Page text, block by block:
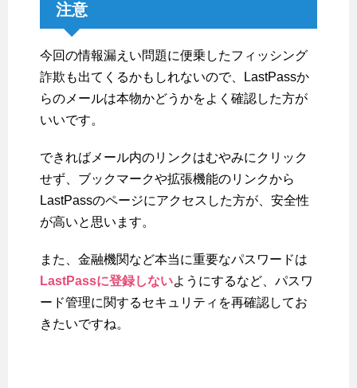
注意
今回の情報漏えい問題に便乗したフィッシング
詐欺も出てくるかもしれないので、LastPassか
らのメールは本物かどうかをよく確認した方が
いいです。
できればメール内のリンクはむやみにクリック
せず、ブックマークや拡張機能のリンクから
LastPassのページにアクセスした方が、安全性
が高いと思います。
また、金融機関など本当に重要なパスワードは
LastPassに登録しないようにするなど、パスワ
ード管理に関するセキュリティを再確認してお
きたいですね。